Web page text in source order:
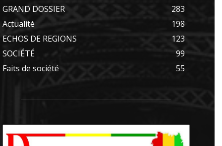
GRAND DOSSIER
283
Actualité
198
ECHOS DE REGIONS
123
SOCIÉTÉ
99
Faits de société
55